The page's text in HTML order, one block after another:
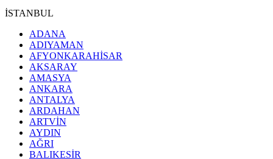
İSTANBUL
ADANA
ADIYAMAN
AFYONKARAHİSAR
AKSARAY
AMASYA
ANKARA
ANTALYA
ARDAHAN
ARTVİN
AYDIN
AĞRI
BALIKESİR